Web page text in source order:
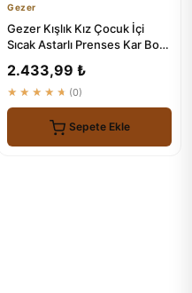
Gezer
Gezer Kışlık Kız Çocuk İçi
Sıcak Astarlı Prenses Kar Bot
2.433,99 ₺
★★★★★ (0)
Sepete Ekle